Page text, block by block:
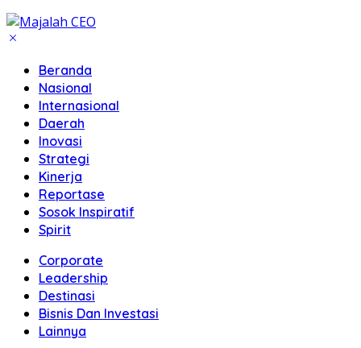
Beranda
Nasional
Internasional
Daerah
Inovasi
Strategi
Kinerja
Reportase
Sosok Inspiratif
Spirit
Corporate
Leadership
Destinasi
Bisnis Dan Investasi
Lainnya